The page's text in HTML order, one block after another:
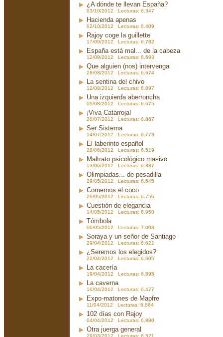
¿A dónde te llevan España?
03/10/2012 Lecturas: 6.347
Hacienda apenas
02/10/2012 Lecturas: 6.409
Rajoy coge la guillette
17/09/2012 Lecturas: 6.782
España está mal... de la cabeza
12/09/2012 Lecturas: 6.693
Que alguien (nos) intervenga
28/08/2012 Lecturas: 6.674
La sentina del chivo
12/08/2012 Lecturas: 6.897
Una izquierda aberroncha
09/08/2012 Lecturas: 6.675
¡Viva Catarroja!
28/07/2012 Lecturas: 6.867
Ser Sistema
14/07/2012 Lecturas: 6.773
El laberinto español
28/06/2012 Lecturas: 6.519
Maltrato psicológico masivo
13/06/2012 Lecturas: 6.887
Olimpiadas... de pesadilla
29/05/2012 Lecturas: 6.645
Comernos el coco
26/05/2012 Lecturas: 6.756
Cuestión de elegancia
14/05/2012 Lecturas: 6.950
Tómbola
06/05/2012 Lecturas: 7.008
Soraya y un señor de Santiago
29/04/2012 Lecturas: 6.621
¿Seremos los elegidos?
22/04/2012 Lecturas: 6.605
La cacería
19/04/2012 Lecturas: 6.895
La caverna
16/04/2012 Lecturas: 6.477
Expo-matones de Mapfre
11/04/2012 Lecturas: 6.864
102 días con Rajoy
04/04/2012 Lecturas: 6.880
Otra juerga general
29/03/2012 Lecturas: 6.521